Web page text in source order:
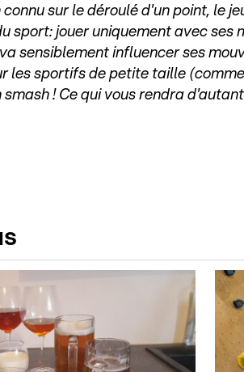
sur le déroulé d'un point, le
sport: jouer uniquement avec
sensiblement influencer ses
les sportifs de petite taille
smash ! Ce qui vous rendra